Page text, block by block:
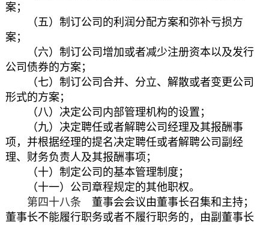
案；
（五）制订公司的利润分配方案和弥补亏损方
案；
（六）制订公司增加或者减少注册资本以及发行
公司债券的方案；
（七）制订公司合并、分立、解散或者变更公司
形式的方案；
（八）决定公司内部管理机构的设置；
（九）决定聘任或者解聘公司经理及其报酬事
项，并根据经理的提名决定聘任或者解聘公司副经
理、财务负责人及其报酬事项；
（十）制定公司的基本管理制度；
（十一）公司章程规定的其他职权。
第四十八条 董事会会议由董事长召集和主持；
董事长不能履行职务或者不履行职务的，由副董事长